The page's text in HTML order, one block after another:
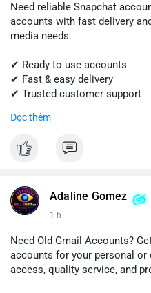
Need reliable Snapchat
accounts with fast delivery
media needs.
✔ Ready to use accounts
✔ Fast & easy delivery
✔ Trusted customer support
📱 WhatsApp: +1 (681) 549-2683
Đọc thêm
Adaline Gomez
1 h
Need Old Gmail Accounts?
accounts for your personal
access, quality service, and